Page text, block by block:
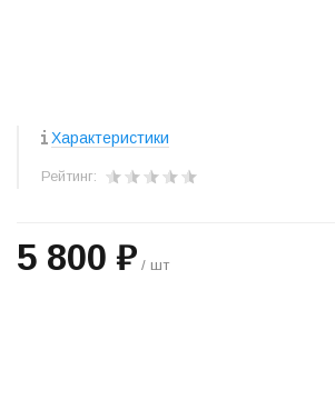
Характеристики
Рейтинг:
5 800 ₽ / шт